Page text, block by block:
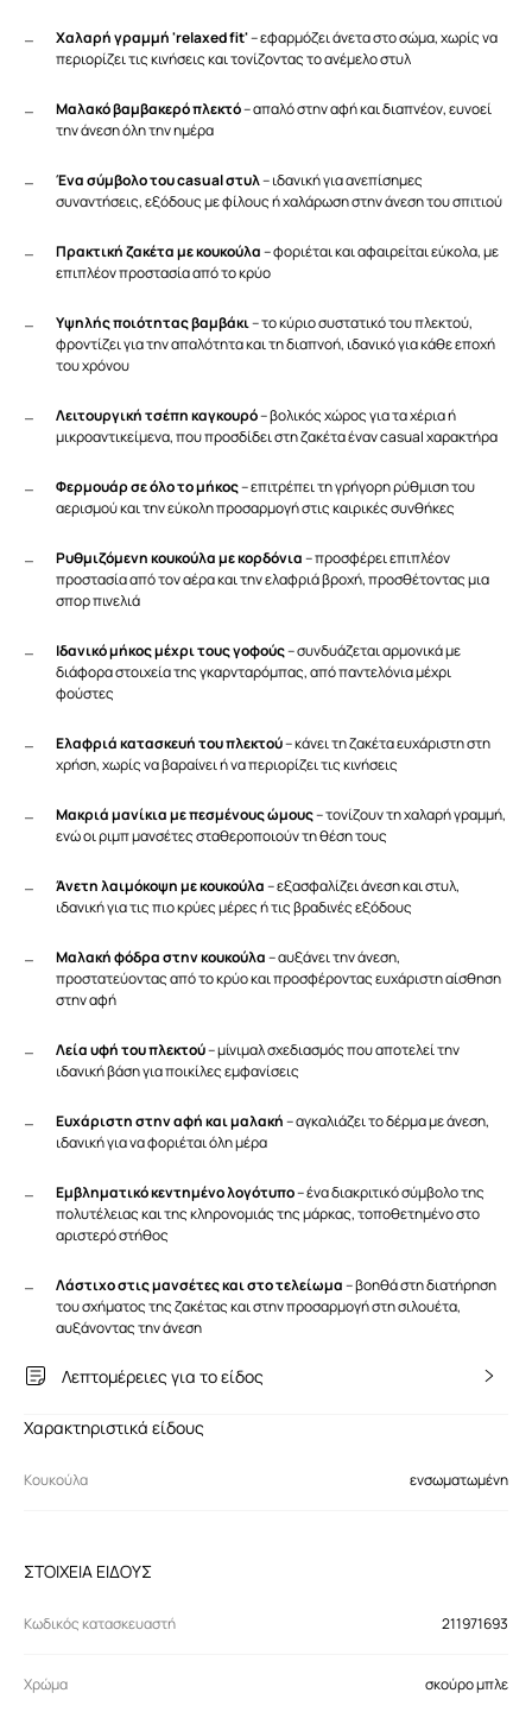
Χαλαρή γραμμή 'relaxed fit'– εφαρμόζει άνετα στο σώμα, χωρίς να
περιορίζει τις κινήσεις και τονίζοντας το ανέμελο στυλ
Μαλακό βαμβακερό πλεκτό– απαλό στην αφή και διαπνέον, ευνοεί
την άνεση όλη την ημέρα
Ένα σύμβολο του casual στυλ– ιδανική για ανεπίσημες
συναντήσεις, εξόδους με φίλους ή χαλάρωση στην άνεση του σπιτιού
Πρακτική ζακέτα με κουκούλα– φοριέται και αφαιρείται εύκολα, με
επιπλέον προστασία από το κρύο
Υψηλής ποιότητας βαμβάκι– το κύριο συστατικό του πλεκτού,
φροντίζει για την απαλότητα και τη διαπνοή, ιδανικό για κάθε εποχή
του χρόνου
Λειτουργική τσέπη καγκουρό– βολικός χώρος για τα χέρια ή
μικροαντικείμενα, που προσδίδει στη ζακέτα έναν casual χαρακτήρα
Φερμουάρ σε όλο το μήκος– επιτρέπει τη γρήγορη ρύθμιση του
αερισμού και την εύκολη προσαρμογή στις καιρικές συνθήκες
Ρυθμιζόμενη κουκούλα με κορδόνια– προσφέρει επιπλέον
προστασία από τον αέρα και την ελαφριά βροχή, προσθέτοντας μια
σπορ πινελιά
Ιδανικό μήκος μέχρι τους γοφούς– συνδυάζεται αρμονικά με
διάφορα στοιχεία της γκαρνταρόμπας, από παντελόνια μέχρι
φούστες
Ελαφριά κατασκευή του πλεκτού– κάνει τη ζακέτα ευχάριστη στη
χρήση, χωρίς να βαραίνει ή να περιορίζει τις κινήσεις
Μακριά μανίκια με πεσμένους ώμους– τονίζουν τη χαλαρή γραμμή,
ενώ οι ριμπ μανσέτες σταθεροποιούν τη θέση τους
Άνετη λαιμόκοψη με κουκούλα– εξασφαλίζει άνεση και στυλ,
ιδανική για τις πιο κρύες μέρες ή τις βραδινές εξόδους
Μαλακή φόδρα στην κουκούλα– αυξάνει την άνεση,
προστατεύοντας από το κρύο και προσφέροντας ευχάριστη αίσθηση
στην αφή
Λεία υφή του πλεκτού– μίνιμαλ σχεδιασμός που αποτελεί την
ιδανική βάση για ποικίλες εμφανίσεις
Ευχάριστη στην αφή και μαλακή– αγκαλιάζει το δέρμα με άνεση,
ιδανική για να φοριέται όλη μέρα
Εμβληματικό κεντημένο λογότυπο– ένα διακριτικό σύμβολο της
πολυτέλειας και της κληρονομιάς της μάρκας, τοποθετημένο στο
αριστερό στήθος
Λάστιχο στις μανσέτες και στο τελείωμα– βοηθά στη διατήρηση
του σχήματος της ζακέτας και στην προσαρμογή στη σιλουέτα,
αυξάνοντας την άνεση
Λεπτομέρειες για το είδος
Χαρακτηριστικά είδους
Κουκούλα ενσωματωμένη
ΣΤΟΙΧΕΙΑ ΕΙΔΟΥΣ
Κωδικός κατασκευαστή 211971693
Χρώμα σκούρο μπλε